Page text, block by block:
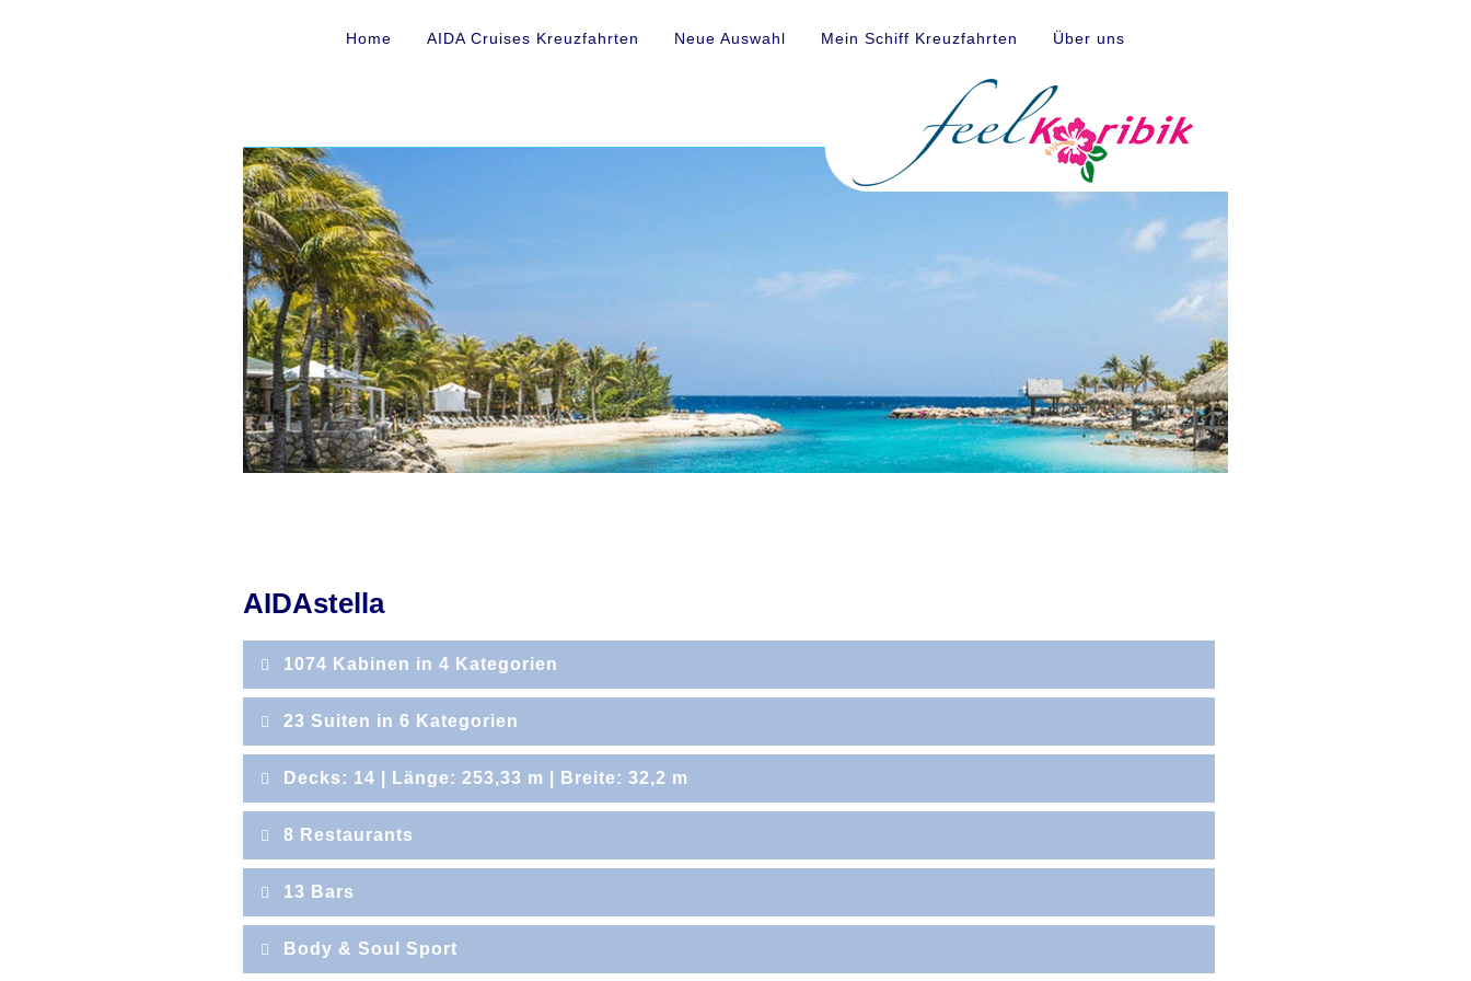
Home AIDA Cruises Kreuzfahrten Neue Auswahl Mein Schiff Kreuzfahrten Über uns
AIDAstella
1074 Kabinen in 4 Kategorien
23 Suiten in 6 Kategorien
Sonderleistungen für Suiten-Gäste
Während Ihrer gesamten Reise: Frühstück in einem unserer À-la-carte-Restaurants
Priority (bevorzugter) Check-in
Bevorzugter Gepäckservice
Decks: 14 | Länge: 253,33 m | Breite: 32,2 m
Deckplan als PDF
8 Restaurants
13 Bars
Body & Soul Sport